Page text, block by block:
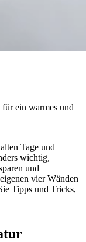
ein warmes und
Tage und
wichtig,
und
vier Wänden
Tipps und Tricks,